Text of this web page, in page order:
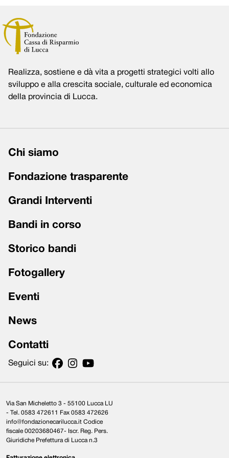
Realizza, sostiene e dà vita a progetti strategici volti allo
sviluppo e alla crescita sociale, culturale ed economica
della provincia di Lucca.
Chi siamo
Fondazione trasparente
Grandi Interventi
Bandi in corso
Storico bandi
Fotogallery
Eventi
News
Contatti
Seguici su:
Via San Micheletto 3 - 55100 Lucca LU
- Tel. 0583 472611 Fax 0583 472626
info@fondazionecarilucca.it Codice
fiscale 00203680467- Iscr. Reg. Pers.
Giuridiche Prefettura di Lucca n.3